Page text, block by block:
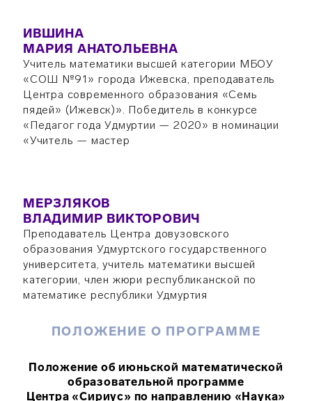
ИВШИНА
МАРИЯ АНАТОЛЬЕВНА
Учитель математики высшей категории МБОУ
«СОШ №91» города Ижевска, преподаватель
Центра современного образования «Семь
пядей» (Ижевск)». Победитель в конкурсе
«Педагог года Удмуртии — 2020» в номинации
«Учитель — мастер
МЕРЗЛЯКОВ
ВЛАДИМИР ВИКТОРОВИЧ
Преподаватель Центра довузовского
образования Удмуртского государственного
университета, учитель математики высшей
категории, член жюри республиканской по
математике республики Удмуртия
ПОЛОЖЕНИЕ О ПРОГРАММЕ
Положение об июньской математической
образовательной программе
Центра «Сириус» по направлению «Наука»